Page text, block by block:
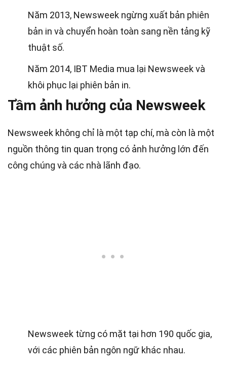
Năm 2013, Newsweek ngừng xuất bản phiên
bản in và chuyển hoàn toàn sang nền tảng kỹ
thuật số.
Năm 2014, IBT Media mua lại Newsweek và
khôi phục lại phiên bản in.
Tầm ảnh hưởng của Newsweek
Newsweek không chỉ là một tạp chí, mà còn là một
nguồn thông tin quan trọng có ảnh hưởng lớn đến
công chúng và các nhà lãnh đạo.
Newsweek từng có mặt tại hơn 190 quốc gia,
với các phiên bản ngôn ngữ khác nhau.